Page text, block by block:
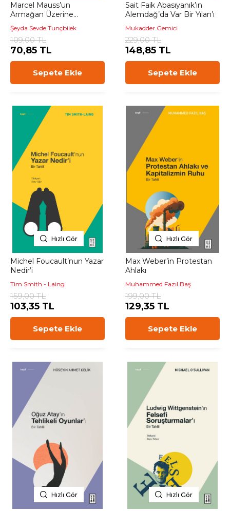
Marcel Mauss’un
Armağan Üzerine
Deneme’si
Şeyda Sevde Tunçbilek
109,00 TL
70,85 TL
Sepete Ekle
Sait Faik Abasıyanık’ın
Alemdağ’da Var Bir Yılan’ı
Mukadder Gemici
229,00 TL
148,85 TL
Sepete Ekle
Hızlı Gör
Michel Foucault’nun Yazar
Nedir’i
Tim Smith - Laing
159,00 TL
103,35 TL
Sepete Ekle
Hızlı Gör
Max Weber’in Protestan
Ahlakı
Muhammed Fazıl Baş
199,00 TL
129,35 TL
Sepete Ekle
Hızlı Gör Hızlı Gör